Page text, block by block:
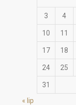
3 4
10 11
17 18
24 25
31
« lip